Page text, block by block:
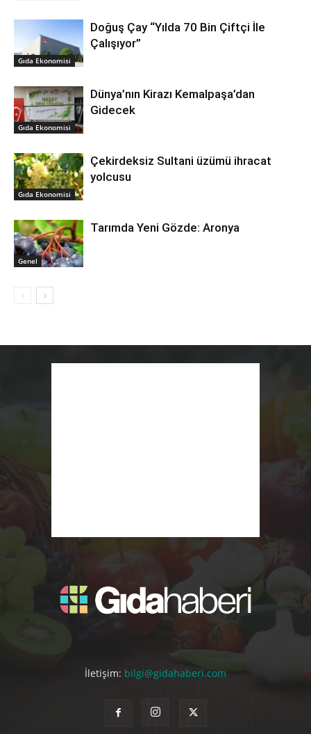
Gıda Ekonomisi
Doğuş Çay “Yılda 70 Bin Çiftçi İle
Çalışıyor”
Gıda Ekonomisi
Dünya’nın Kirazı Kemalpaşa’dan
Gidecek
Gıda Ekonomisi
Çekirdeksiz Sultani üzümü ihracat
yolcusu
Genel
Tarımda Yeni Gözde: Aronya
İletişim: bilgi@gidahaberi.com